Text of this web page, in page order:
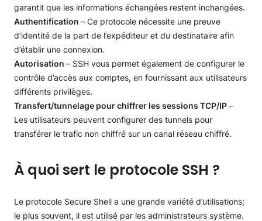
garantit que les informations échangées restent inchangées.
Authentification – Ce protocole nécessite une preuve
d’identité de la part de l’expéditeur et du destinataire afin
d’établir une connexion.
Autorisation – SSH vous permet également de configurer le
contrôle d’accès aux comptes, en fournissant aux utilisateurs
différents privilèges.
Transfert/tunnelage pour chiffrer les sessions TCP/IP–
Les utilisateurs peuvent configurer des tunnels pour
transférer le trafic non chiffré sur un canal réseau chiffré.
À quoi sert le protocole SSH ?
Le protocole Secure Shell a une grande variété d’utilisations;
le plus souvent, il est utilisé par les administrateurs système.